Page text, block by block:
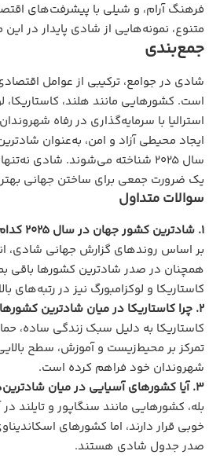
فرهنگ آرام، و شیلی با پیشرفت‌های
متنوع، نمونه‌هایی از شادی پایدار در این
جمع‌بندی
شادی در جوامع، ترکیبی از عوامل
است. کشورهایی مانند هلند، کاستاریکا،
استرالیا با سرمایه‌گذاری در رفاه
ایجاد محیطی آزاد و امن، به‌عنوان
سال 2025 شناخته می‌شوند. شادی
یک ضرورت جمعی برای ساختن جهانی
سوالات متداول
1. شادترین کشور جهان در سال 2025 کدام است؟
بر اساس روندهای گزارش جهانی شادی،
همچنان در صدر شادترین کشورها باقی
کاستاریکا و لوکزامبورگ نیز در رتبه‌های
2. چرا کاستاریکا در میان شادترین کشورها قرار دارد؟
کاستاریکا به دلیل سبک زندگی ساده،
تمرکز بر محیط‌زیست و آموزش، سطح
شهروندان خود فراهم کرده است.
3. آیا کشورهای آسیایی در میان شادترین‌ها هستند؟
بله، کشورهایی مانند سنگاپور و تایلند
خوبی قرار دارند، اما کشورهای
صدر جدول شادی هستند.